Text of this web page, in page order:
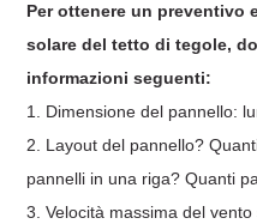
Per ottenere un preventivo
solare del tetto di tegole,
informazioni seguenti:
1. Dimensione del pannello:
2. Layout del pannello?
pannelli in una riga? Quanti
3. Velocità massima del